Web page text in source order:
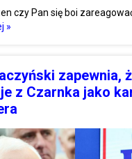
czy Pan się boi
»
zapewnia,
z Czarnka jako